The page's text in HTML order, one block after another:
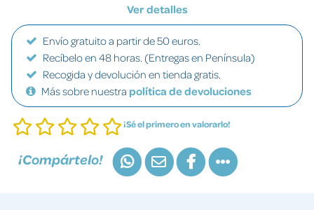
Ver detalles
Envío gratuito a partir de 50 euros.
Recíbelo en 48 horas. (Entregas en Península)
Recogida y devolución en tienda gratis.
Más sobre nuestra política de devoluciones
¡Sé el primero en valorarlo!
¡Compártelo!